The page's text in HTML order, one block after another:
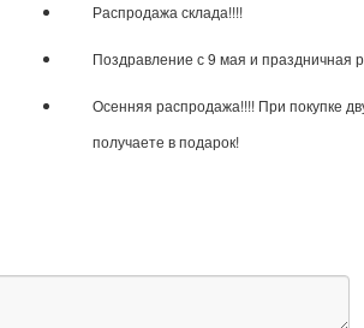
Распродажа склада!!!!
Поздравление с 9 мая и праздничная
Осенняя распродажа!!!! При покупке
получаете в подарок!